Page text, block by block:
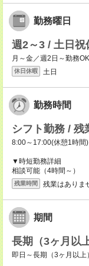
勤務曜日
週2～3 / 土日祝
月～金／週2日～勤務
休日休暇 土日
勤務時間
シフト勤務 / 残
8:00～17:00(休憩1時間)
▼時短勤務詳細
相談可能（4時間～）
残業時間 残業はありま
期間
長期（3ヶ月以上
即日～長期（3ヶ月以